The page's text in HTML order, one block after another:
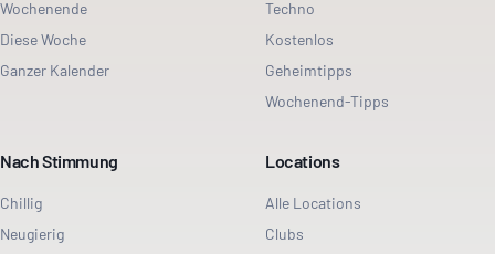
Wochenende
Diese Woche
Ganzer Kalender
Techno
Kostenlos
Geheimtipps
Wochenend-Tipps
Nach Stimmung
Chillig
Neugierig
Locations
Alle Locations
Clubs